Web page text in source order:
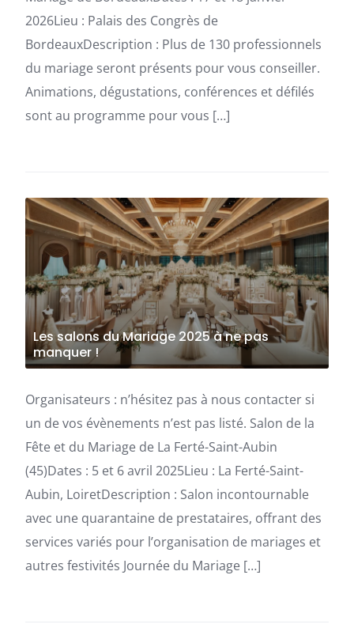
2026Lieu : Palais des Congrès de
BordeauxDescription : Plus de 130 professionnels
du mariage seront présents pour vous conseiller.
Animations, dégustations, conférences et défilés
sont au programme pour vous […]
Les salons du Mariage 2025 à ne pas
manquer !
Organisateurs : n’hésitez pas à nous contacter si
un de vos évènements n’est pas listé. Salon de la
Fête et du Mariage de La Ferté-Saint-Aubin
(45)Dates : 5 et 6 avril 2025Lieu : La Ferté-Saint-
Aubin, LoiretDescription : Salon incontournable
avec une quarantaine de prestataires, offrant des
services variés pour l’organisation de mariages et
autres festivités Journée du Mariage […]